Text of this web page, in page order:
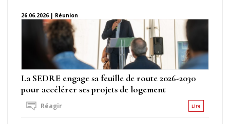
26.06.2026 | Réunion
La SEDRE engage sa feuille de route 2026-2030
pour accélérer ses projets de logement
Lire
Réagir